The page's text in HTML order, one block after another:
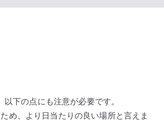
下の点にも注意が必要です。
め、より日当たりの良い場所と言えま